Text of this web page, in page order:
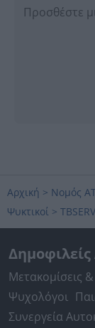
Αρχική > Νομός
Ψυκτικοί >
Μετακομίσεις
Ψυχολόγοι
Συνεργεία